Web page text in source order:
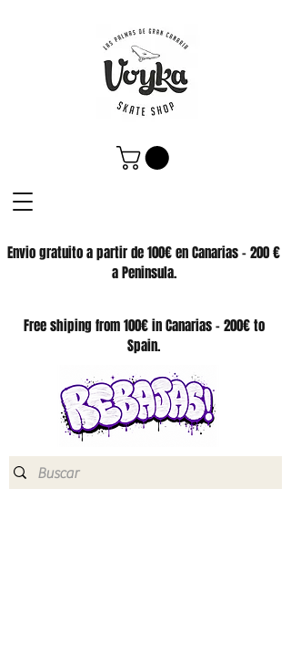
Envio gratuito a partir de 100€ en Canarias - 200 €
a Peninsula.
SKATE SHOP
Free shiping from 100€ in Canarias - 200€ to
Spain.